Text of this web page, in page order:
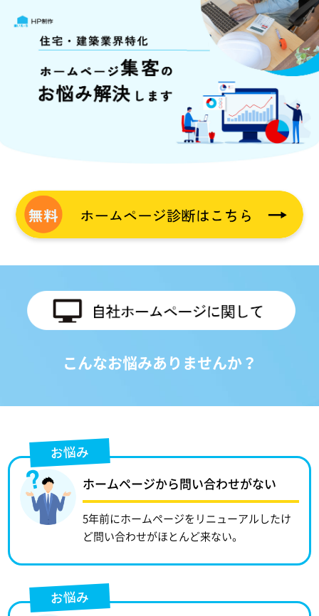
こんなお悩みありませんか？
お悩み
ホームページから問い合わせがない
5年前にホームページをリニューアルしたけ
ど問い合わせがほとんど来ない。
お悩み